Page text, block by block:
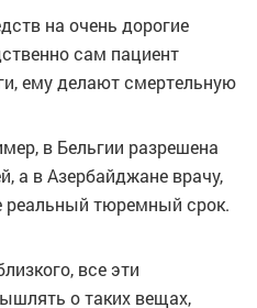
на очень дорогие
сам пациент
ему делают смертельную
в Бельгии разрешена
а в Азербайджане врачу,
реальный тюремный срок.
все эти
о таких вещах,